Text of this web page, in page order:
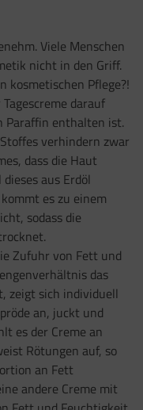
Viele Menschen
nicht in den Griff.
kosmetischen Pflege?!
darauf
Paraffin enthalten ist.
verhindern zwar
dass die Haut
aus Erdöl
es zu einem
sodass die
Zufuhr von Fett und
das
zeigt sich individuell
an, juckt und
es der Creme an
Rötungen auf, so
an Fett
andere Creme mit